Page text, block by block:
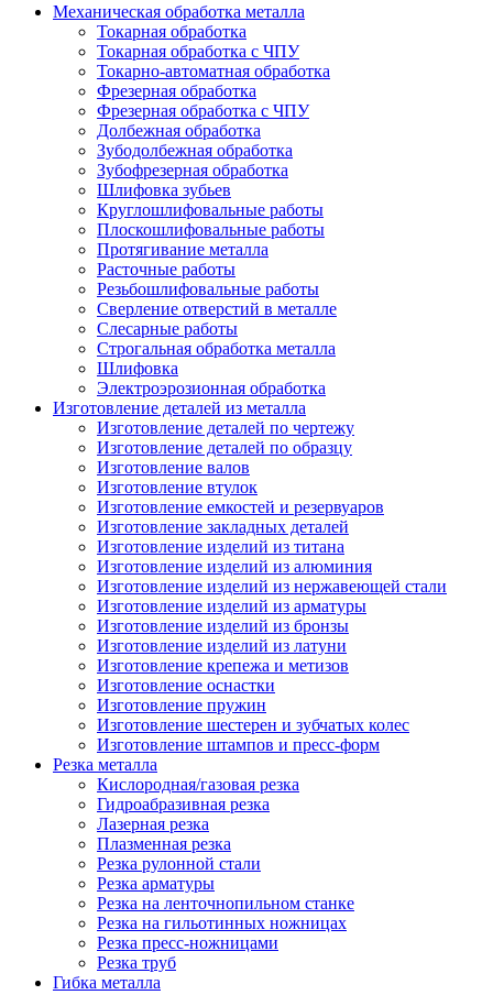
Механическая обработка металла
Токарная обработка
Токарная обработка с ЧПУ
Токарно-автоматная обработка
Фрезерная обработка
Фрезерная обработка c ЧПУ
Долбежная обработка
Зубодолбежная обработка
Зубофрезерная обработка
Шлифовка зубьев
Круглошлифовальные работы
Плоскошлифовальные работы
Протягивание металла
Расточные работы
Резьбошлифовальные работы
Сверление отверстий в металле
Слесарные работы
Строгальная обработка металла
Шлифовка
Электроэрозионная обработка
Изготовление деталей из металла
Изготовление деталей по чертежу
Изготовление деталей по образцу
Изготовление валов
Изготовление втулок
Изготовление емкостей и резервуаров
Изготовление закладных деталей
Изготовление изделий из титана
Изготовление изделий из алюминия
Изготовление изделий из нержавеющей стали
Изготовление изделий из арматуры
Изготовление изделий из бронзы
Изготовление изделий из латуни
Изготовление крепежа и метизов
Изготовление оснастки
Изготовление пружин
Изготовление шестерен и зубчатых колес
Изготовление штампов и пресс-форм
Резка металла
Кислородная/газовая резка
Гидроабразивная резка
Лазерная резка
Плазменная резка
Резка рулонной стали
Резка арматуры
Резка на ленточнопильном станке
Резка на гильотинных ножницах
Резка пресс-ножницами
Резка труб
Гибка металла